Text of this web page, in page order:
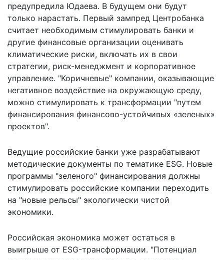
предупредила Юдаева. В будущем они будут
только нарастать. Первый зампред Центробанка
считает необходимым стимулировать банки и
другие финансовые организации оценивать
климатические риски, включать их в свои
стратегии, риск-менеджмент и корпоративное
управление. "Коричневые" компании, оказывающие
негативное воздействие на окружающую среду,
можно стимулировать к трансформации "путем
финансирования финансово-устойчивых «зеленых»
проектов".
Ведущие российские банки уже разрабатывают
методические документы по тематике ESG. Новые
программы "зеленого" финансирования должны
стимулировать российские компании переходить
на "новые рельсы" экологически чистой
экономики.
Российская экономика может остаться в
выигрыше от ESG-трансформации. "Потенциал